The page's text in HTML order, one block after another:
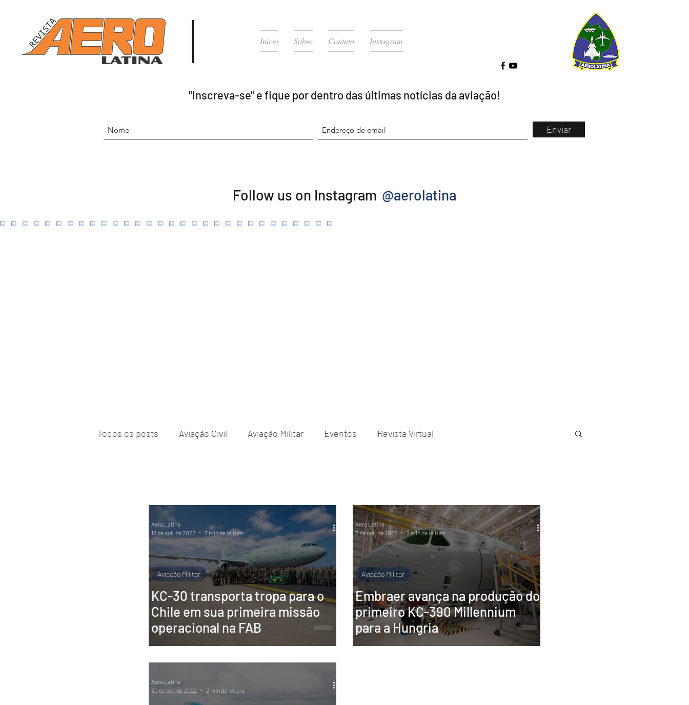
Início Sobre Contato Instagram
"Inscreva-se" e fique por dentro das últimas notícias da aviação!
Enviar
Follow us on Instagram @aerolatina
Todos os posts Aviação Civil Aviação Militar Eventos Revista Virtual
KC-30 transporta tropa para o
Chile em sua primeira missão
operacional na FAB
Aviação Militar
Aero Latina
12 de out. de 2022
3 min de leitura
Embraer avança na produção do
primeiro KC-390 Millennium
para a Hungria
Aviação Militar
Aero Latina
7 de out. de 2022
2 min de leitura
Aero Latina
30 de set. de 2022
2 min de leitura